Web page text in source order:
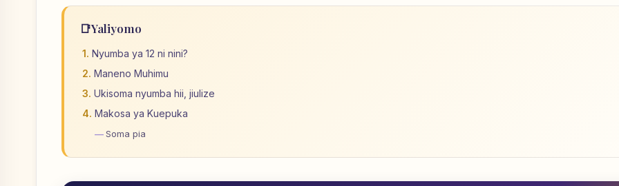
📑Yaliyomo
Nyumba ya 12 ni nini?
Maneno Muhimu
Ukisoma nyumba hii, jiulize
Makosa ya Kuepuka
Soma pia